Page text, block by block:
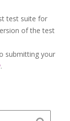
test suite for
of the test
submitting your
.